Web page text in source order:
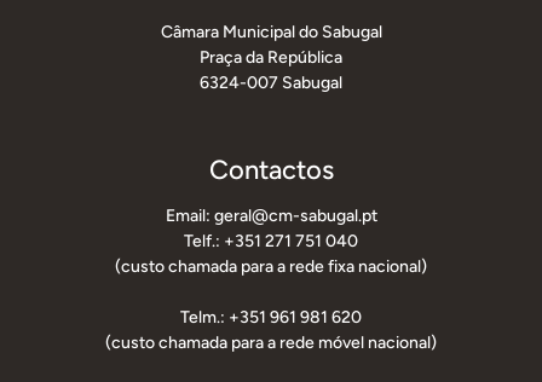
Câmara Municipal do Sabugal
Praça da República
6324-007 Sabugal
Contactos
Email: geral@cm-sabugal.pt
Telf.: +351 271 751 040
(custo chamada para a rede fixa nacional)
Telm.: +351 961 981 620
(custo chamada para a rede móvel nacional)